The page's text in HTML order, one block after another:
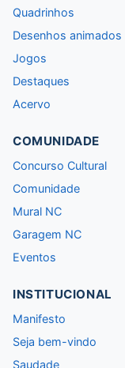
Quadrinhos
Desenhos animados
Jogos
Destaques
Acervo
COMUNIDADE
Concurso Cultural
Comunidade
Mural NC
Garagem NC
Eventos
INSTITUCIONAL
Manifesto
Seja bem-vindo
Saudade